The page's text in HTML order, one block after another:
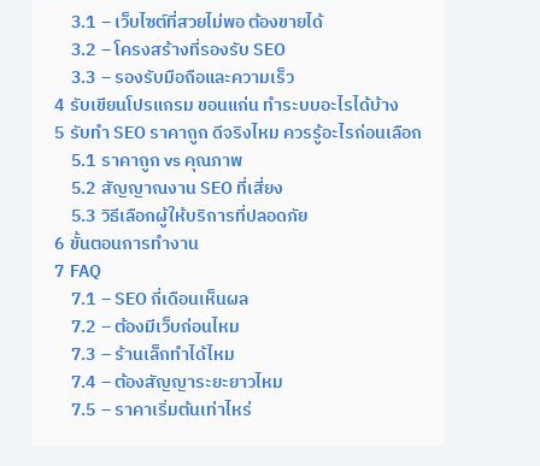
3.1 – เว็บไซต์ที่สวยไม่พอ ต้องขายได้
3.2 – โครงสร้างที่รองรับ SEO
3.3 – รองรับมือถือและความเร็ว
4 รับเขียนโปรแกรม ขอนแก่น ทำระบบอะไรได้บ้าง
5 รับทำ SEO ราคาถูก ดีจริงไหม ควรรู้อะไรก่อนเลือก
5.1 ราคาถูก vs คุณภาพ
5.2 สัญญาณงาน SEO ที่เสี่ยง
5.3 วิธีเลือกผู้ให้บริการที่ปลอดภัย
6 ขั้นตอนการทำงาน
7 FAQ
7.1 – SEO กี่เดือนเห็นผล
7.2 – ต้องมีเว็บก่อนไหม
7.3 – ร้านเล็กทำได้ไหม
7.4 – ต้องสัญญาระยะยาวไหม
7.5 – ราคาเริ่มต้นเท่าไหร่